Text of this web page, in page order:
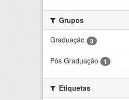
Grupos
Graduação
3
Pós Graduação 1
Etiquetas